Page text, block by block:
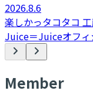
2026.8.6
楽しかっタコタコ
Juice＝Juiceオフ
Member